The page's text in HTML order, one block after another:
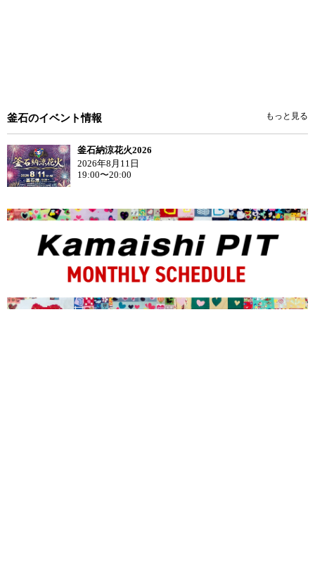
釜石のイベント情報 もっと見る
釜石納涼花火2026
2026年8月11日
19:00〜20:00